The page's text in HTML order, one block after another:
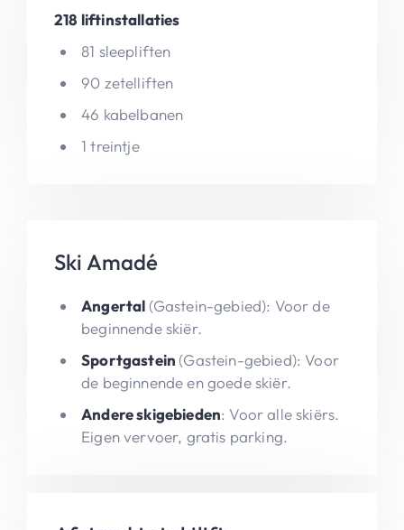
218 liftinstallaties
81 sleepliften
90 zetelliften
46 kabelbanen
1 treintje
Ski Amadé
Angertal (Gastein-gebied): Voor de
beginnende skiër.
Sportgastein (Gastein-gebied): Voor
de beginnende en goede skiër.
Andere skigebieden: Voor alle skiërs.
Eigen vervoer, gratis parking.